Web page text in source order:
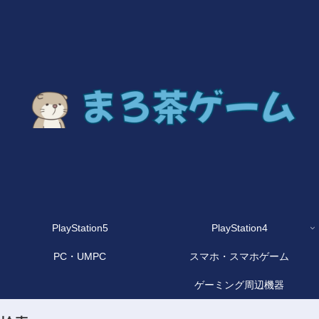
PlayStation5 PlayStation4
PC・UMPC スマホ・スマホゲーム
ゲーミング周辺機器